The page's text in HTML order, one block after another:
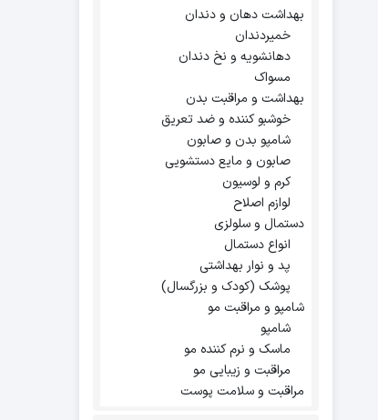
بهداشت دهان و دندان
خمیردندان
دهانشویه و نخ دندان
مسواک
بهداشت و مراقبت بدن
خوشبو کننده و ضد تعریق
شامپو بدن و صابون
صابون و مایع دستشویی
کرم و لوسیون
لوازم اصلاح
دستمال و سلولزی
انواع دستمال
پد و نوار بهداشتی
پوشک (کودک و بزرگسال)
شامپو و مراقبت مو
شامپو
ماسک و نرم کننده مو
مراقبت و زیبایی مو
مراقبت و سلامت پوست